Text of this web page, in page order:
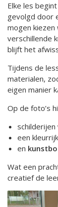
Elke les
gevolgd door
mogen kiezen
verschillende
blijft het
Tijdens de
materialen,
eigen manier
Op de foto’s
schilderijen
een
en
Wat een
creatief de